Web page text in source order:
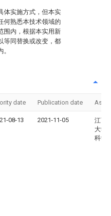
体实施方式，但本实
何熟悉本技术领域的
围内，根据本实用新
等同替换或改变，都
date Publication date
08-13 2021-11-05
江西
大学
科学